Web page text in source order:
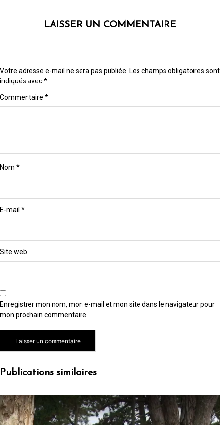
LAISSER UN COMMENTAIRE
Votre adresse e-mail ne sera pas publiée. Les champs obligatoires sont
indiqués avec*
Commentaire *
Nom *
E-mail *
Site web
Enregistrer mon nom, mon e-mail et mon site dans le navigateur pour
mon prochain commentaire.
Publications similaires